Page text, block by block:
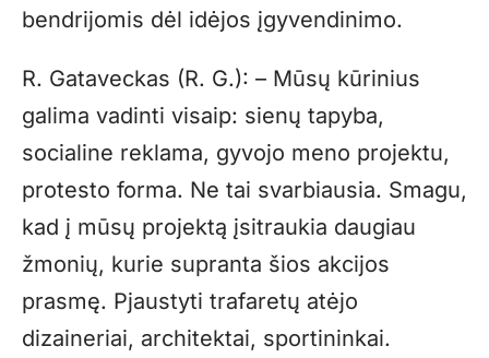
bendrijomis dėl idėjos įgyvendinimo.
R. Gataveckas (R. G.): – Mūsų kūrinius
galima vadinti visaip: sienų tapyba,
socialine reklama, gyvojo meno projektu,
protesto forma. Ne tai svarbiausia. Smagu,
kad į mūsų projektą įsitraukia daugiau
žmonių, kurie supranta šios akcijos
prasmę. Pjaustyti trafaretų atėjo
dizaineriai, architektai, sportininkai.